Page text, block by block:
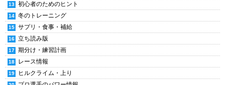
初心者のためのヒント
冬のトレーニング
サプリ・食事・補給
立ち読み版
期分け・練習計画
レース情報
ヒルクライム・上り